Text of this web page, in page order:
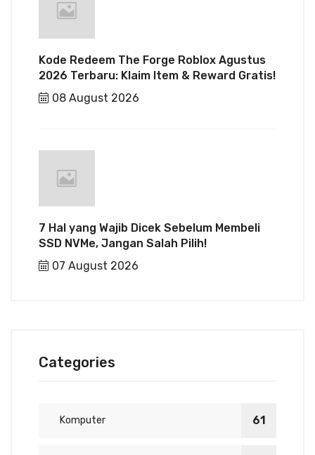
Kode Redeem The Forge Roblox Agustus
2026 Terbaru: Klaim Item & Reward Gratis!
08 August 2026
7 Hal yang Wajib Dicek Sebelum Membeli
SSD NVMe, Jangan Salah Pilih!
07 August 2026
Categories
Komputer 61